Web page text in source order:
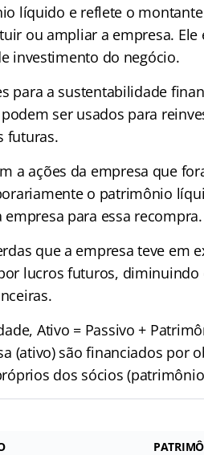
líquido e reflete o
ou ampliar a empresa.
investimento do negócio.
para a sustentabilidade
ser usados para
futuras.
a ações da empresa que
o patrimônio
para essa recompra.
que a empresa teve em
lucros futuros,
Ativo = Passivo +
(ativo) são financiados por
dos sócios